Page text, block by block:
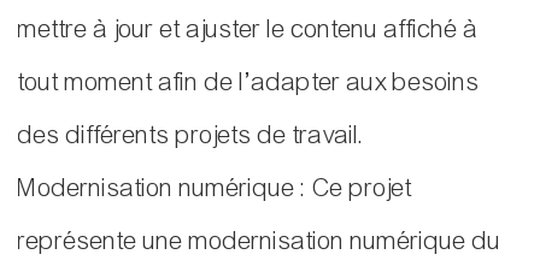
mettre à jour et ajuster le contenu affiché à
tout moment afin de l’adapter aux besoins
des différents projets de travail.
Modernisation numérique : Ce projet
représente une modernisation numérique du